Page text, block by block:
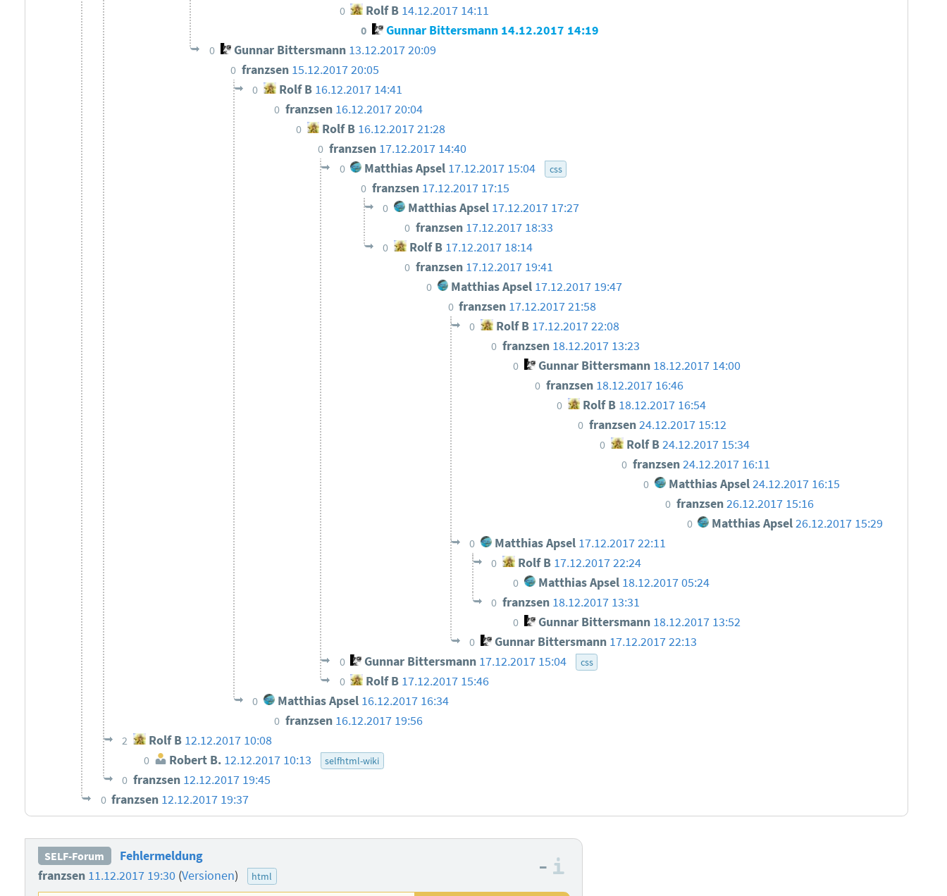
0 Rolf B 14.12.2017 14:11
0 Gunnar Bittersmann 14.12.2017 14:19
0 Gunnar Bittersmann 13.12.2017 20:09
0 franzsen 15.12.2017 20:05
0 Rolf B 16.12.2017 14:41
0 franzsen 16.12.2017 20:04
0 Rolf B 16.12.2017 21:28
0 franzsen 17.12.2017 14:40
0 Matthias Apsel 17.12.2017 15:04 css
0 franzsen 17.12.2017 17:15
0 Matthias Apsel 17.12.2017 17:27
0 franzsen 17.12.2017 18:33
0 Rolf B 17.12.2017 18:14
0 franzsen 17.12.2017 19:41
0 Matthias Apsel 17.12.2017 19:47
0 franzsen 17.12.2017 21:58
0 Rolf B 17.12.2017 22:08
0 franzsen 18.12.2017 13:23
0 Gunnar Bittersmann 18.12.2017 14:00
0 franzsen 18.12.2017 16:46
0 Rolf B 18.12.2017 16:54
0 franzsen24.12.2017 15:12
0 Rolf B24.12.2017 15:34
0 franzsen24.12.2017 16:11
0 Matthias Apsel24.12.2017 16:15
0 franzsen26.12.2017 15:16
0 Matthias Apsel26.12.2017 15:29
0 Matthias Apsel 17.12.2017 22:11
0 Rolf B 17.12.2017 22:24
0 Matthias Apsel 18.12.2017 05:24
0 franzsen 18.12.2017 13:31
0 Gunnar Bittersmann 18.12.2017 13:52
0 Gunnar Bittersmann 17.12.2017 22:13
0 Gunnar Bittersmann 17.12.2017 15:04 css
0 Rolf B 17.12.2017 15:46
0 Matthias Apsel 16.12.2017 16:34
0 franzsen 16.12.2017 19:56
2 Rolf B 12.12.2017 10:08
0 Robert B. 12.12.2017 10:13 selfhtml-wiki
0 franzsen 12.12.2017 19:45
0 franzsen 12.12.2017 19:37
SELF-Forum
Fehlermeldung
franzsen 11.12.2017 19:30 (Versionen) html –